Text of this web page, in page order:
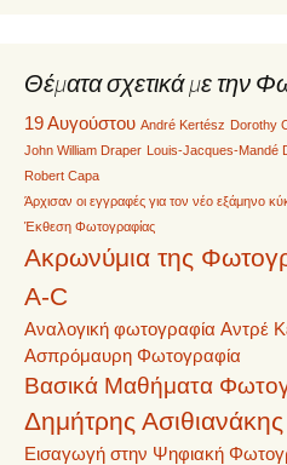
Θέματα σχετικά με την
19 Αυγούστου André Kertész Dorothy
John William Draper Louis-Jacques-Mandé
Robert Capa
Άρχισαν οι εγγραφές για τον νέο εξάμηνο
Έκθεση Φωτογραφίας
Ακρωνύμια της
A-C
Αναλογική φωτογραφία Αντρέ
Ασπρόμαυρη Φωτογραφία
Βασικά Μαθήματα
Δημήτρης Ασιθιανάκης
Εισαγωγή στην Ψηφιακή